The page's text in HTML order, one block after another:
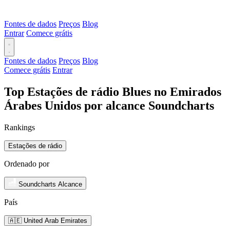
Fontes de dados Preços Blog
Entrar Comece grátis
Fontes de dados Preços Blog
Comece grátis Entrar
Top Estações de rádio Blues no Emirados
Árabes Unidos por alcance Soundcharts
Rankings
Estações de rádio
Ordenado por
Soundcharts Alcance
País
🇦🇪 United Arab Emirates